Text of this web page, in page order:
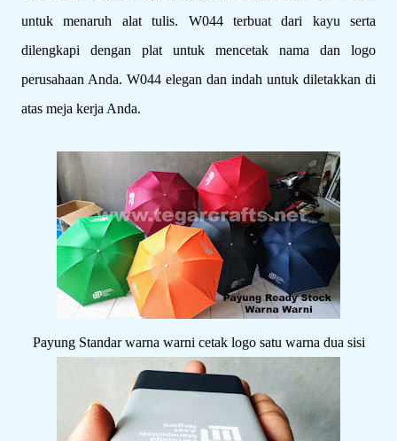
untuk menaruh alat tulis. W044 terbuat dari kayu serta
dilengkapi dengan plat untuk mencetak nama dan logo
perusahaan Anda. W044 elegan dan indah untuk diletakkan di
atas meja kerja Anda.
Payung Standar warna warni cetak logo satu warna dua sisi